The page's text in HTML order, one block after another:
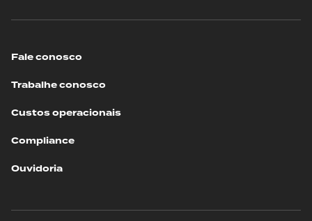
Fale conosco
Trabalhe conosco
Custos operacionais
Compliance
Ouvidoria